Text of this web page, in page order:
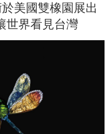
美國雙橡園展出
世界看見台灣